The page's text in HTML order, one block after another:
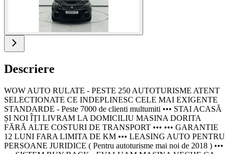
Descriere
WOW AUTO RULATE - PESTE 250 AUTOTURISME ATENT
SELECTIONATE CE INDEPLINESC CELE MAI EXIGENTE
STANDARDE - Peste 7000 de clienti multumiti ••• STAI ACASĂ
ȘI NOI ÎȚI LIVRAM LA DOMICILIU MASINA DORITA
FĂRĂ ALTE COSTURI DE TRANSPORT ••• ••• GARANTIE
12 LUNI FARA LIMITA DE KM ••• LEASING AUTO PENTRU
PERSOANE JURIDICE ( Pentru autoturisme mai noi de 2018 ) •••